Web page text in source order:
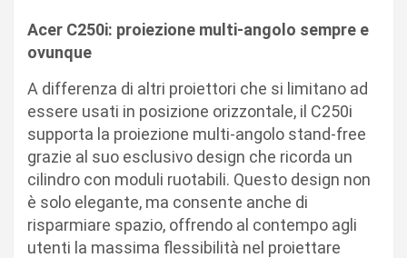
Acer C250i: proiezione multi-angolo sempre e
ovunque
A differenza di altri proiettori che si limitano ad
essere usati in posizione orizzontale, il C250i
supporta la proiezione multi-angolo stand-free
grazie al suo esclusivo design che ricorda un
cilindro con moduli ruotabili. Questo design non
è solo elegante, ma consente anche di
risparmiare spazio, offrendo al contempo agli
utenti la massima flessibilità nel proiettare